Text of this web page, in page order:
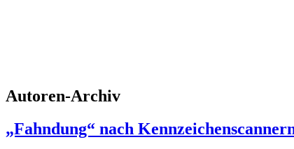
Autoren-Archiv
„Fahndung“ nach